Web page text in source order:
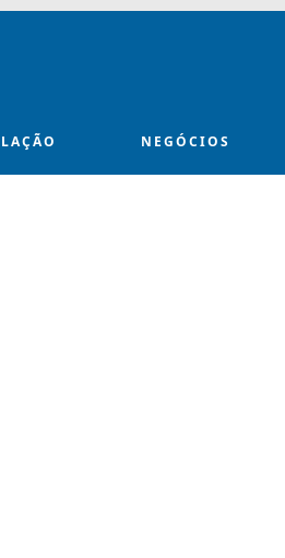
NEGÓCIOS